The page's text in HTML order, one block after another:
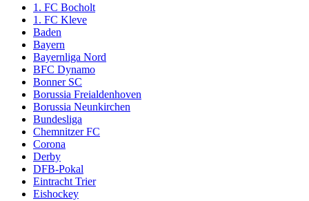
1. FC Bocholt
1. FC Kleve
Baden
Bayern
Bayernliga Nord
BFC Dynamo
Bonner SC
Borussia Freialdenhoven
Borussia Neunkirchen
Bundesliga
Chemnitzer FC
Corona
Derby
DFB-Pokal
Eintracht Trier
Eishockey